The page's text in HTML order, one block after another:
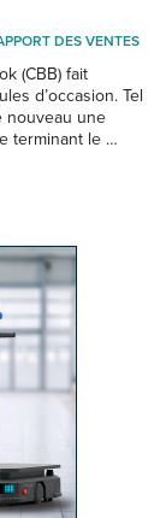
DES VENTES
(CBB) fait
d’occasion. Tel
nouveau une
terminant le …